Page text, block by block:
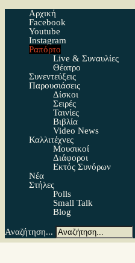
Αρχική
Facebook
Youtube
Instagram
Ραπόρτο
Live & Συναυλίες
Θέατρο
Συνεντεύξεις
Παρουσιάσεις
Δίσκοι
Σειρές
Ταινίες
Βιβλία
Video News
Καλλιτέχνες
Μουσικοί
Διάφοροι
Εκτός Συνόρων
Νέα
Στήλες
Polls
Small Talk
Blog
Αναζήτηση...